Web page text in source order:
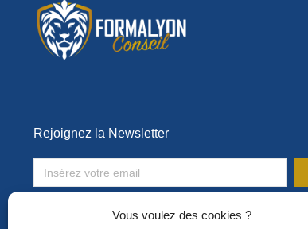
Vous voulez des cookies ?
Rejoignez la Newsletter
Toute l’actualité de la formation en entreprise !